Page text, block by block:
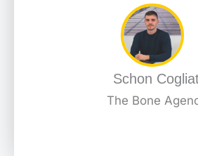
Schon
The Bone